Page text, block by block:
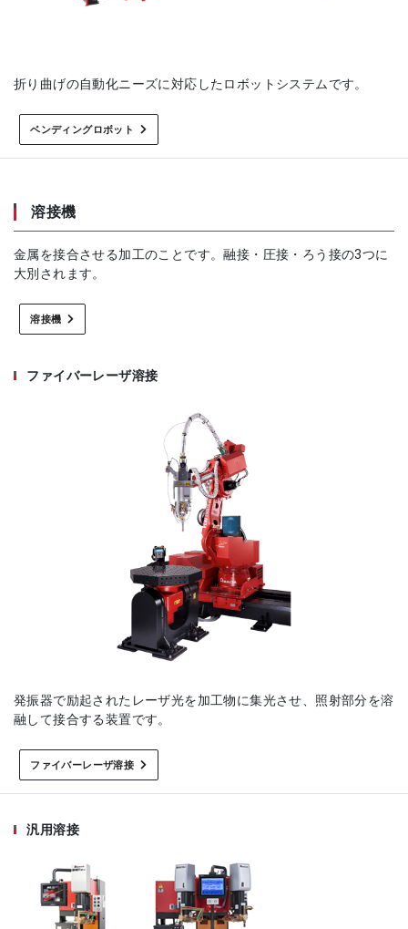
折り曲げの自動化ニーズに対応したロボットシステムです。
ベンディングロボット
溶接機
金属を接合させる加工のことです。融接・圧接・ろう接の3つに
大別されます。
溶接機
ファイバーレーザ溶接
発振器で励起されたレーザ光を加工物に集光させ、照射部分を溶
融して接合する装置です。
ファイバーレーザ溶接
汎用溶接